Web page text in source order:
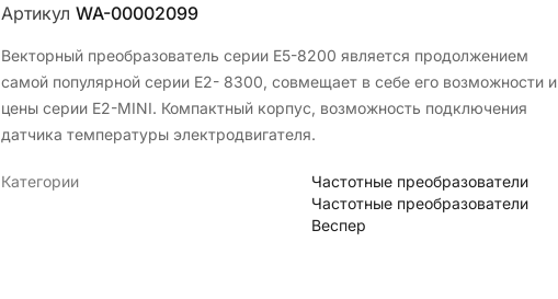
Артикул WA-00002099
Векторный преобразователь серии Е5-8200 является продолжением
самой популярной серии Е2- 8300, совмещает в себе его возможности и
цены серии Е2-MINI. Компактный корпус, возможность подключения
датчика температуры электродвигателя.
Категории
Частотные преобразователи
Частотные преобразователи
Веспер